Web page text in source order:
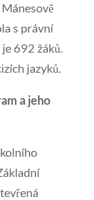
s právní
692 žáků.
jazyků.
a jeho